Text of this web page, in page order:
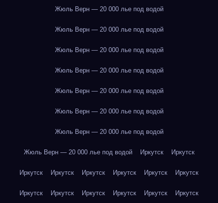
Жюль Верн — 20 000 лье под водой
Жюль Верн — 20 000 лье под водой
Жюль Верн — 20 000 лье под водой
Жюль Верн — 20 000 лье под водой
Жюль Верн — 20 000 лье под водой
Жюль Верн — 20 000 лье под водой
Жюль Верн — 20 000 лье под водой
Жюль Верн — 20 000 лье под водой Иркутск Иркутск
Иркутск Иркутск Иркутск Иркутск Иркутск Иркутск
Иркутск Иркутск Иркутск Иркутск Иркутск Иркутск